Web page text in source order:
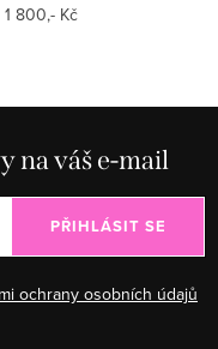
800,- Kč
na váš e-mail
ochrany osobních údajů
PŘIHLÁSIT SE